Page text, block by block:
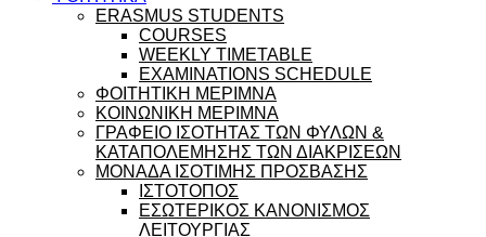
ERASMUS STUDENTS
COURSES
WEEKLY TIMETABLE
EXAMINATIONS SCHEDULE
ΦΟΙΤΗΤΙΚΗ ΜΕΡΙΜΝΑ
ΚΟΙΝΩΝΙΚΗ ΜΕΡΙΜΝΑ
ΓΡΑΦΕΙΟ ΙΣΟΤΗΤΑΣ ΤΩΝ ΦΥΛΩΝ &
ΚΑΤΑΠΟΛΕΜΗΣΗΣ ΤΩΝ ΔΙΑΚΡΙΣΕΩΝ
ΜΟΝΑΔΑ ΙΣΟΤΙΜΗΣ ΠΡΟΣΒΑΣΗΣ
ΙΣΤΟΤΟΠΟΣ
ΕΣΩΤΕΡΙΚΟΣ ΚΑΝΟΝΙΣΜΟΣ
ΛΕΙΤΟΥΡΓΙΑΣ